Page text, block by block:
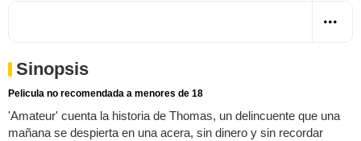
Sinopsis
Pelicula no recomendada a menores de 18
'Amateur' cuenta la historia de Thomas, un delincuente que una
mañana se despierta en una acera, sin dinero y sin recordar